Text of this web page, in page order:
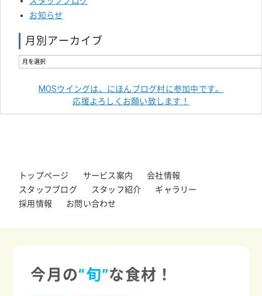
お知らせ
月別アーカイブ
MOSウイングは、にほんブログ村に参加中です。
応援よろしくお願い致します！
トップページ サービス案内
会社情報
スタッフブログ
スタッフ紹介
ギャラリー
採用情報
お問い合わせ
今月の“旬”な食材！